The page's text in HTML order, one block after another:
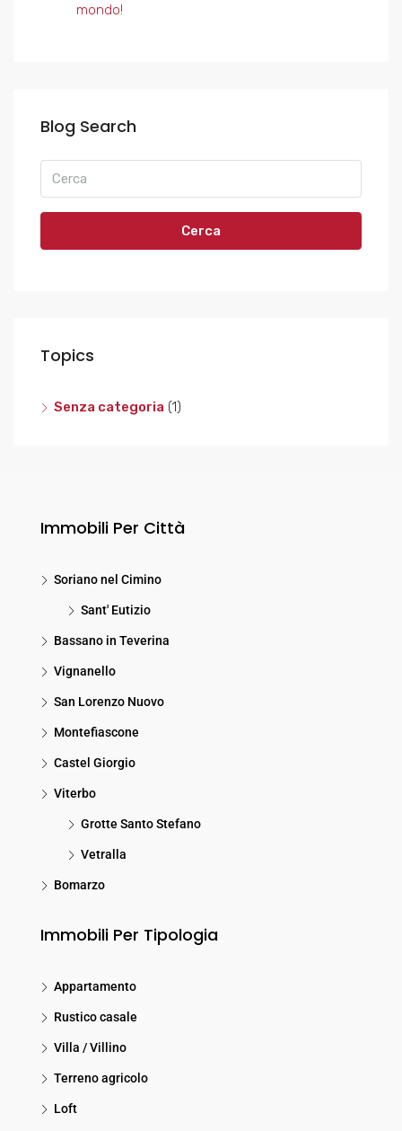
mondo!
Blog Search
Cerca
Topics
Senza categoria (1)
Immobili Per Città
Soriano nel Cimino
Sant' Eutizio
Bassano in Teverina
Vignanello
San Lorenzo Nuovo
Montefiascone
Castel Giorgio
Viterbo
Grotte Santo Stefano
Vetralla
Bomarzo
Immobili Per Tipologia
Appartamento
Rustico casale
Villa / Villino
Terreno agricolo
Loft